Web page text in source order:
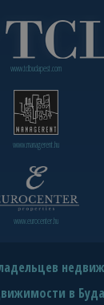
www.tclbudapest.com
www.managerent.hu
www.eurocenter.hu
в